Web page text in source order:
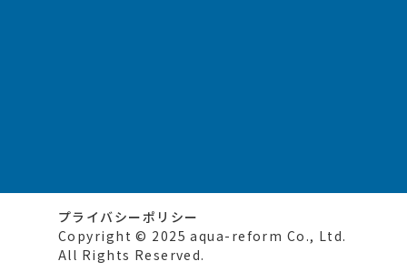
プライバシーポリシー
Copyright © 2025 aqua-reform Co., Ltd.
All Rights Reserved.